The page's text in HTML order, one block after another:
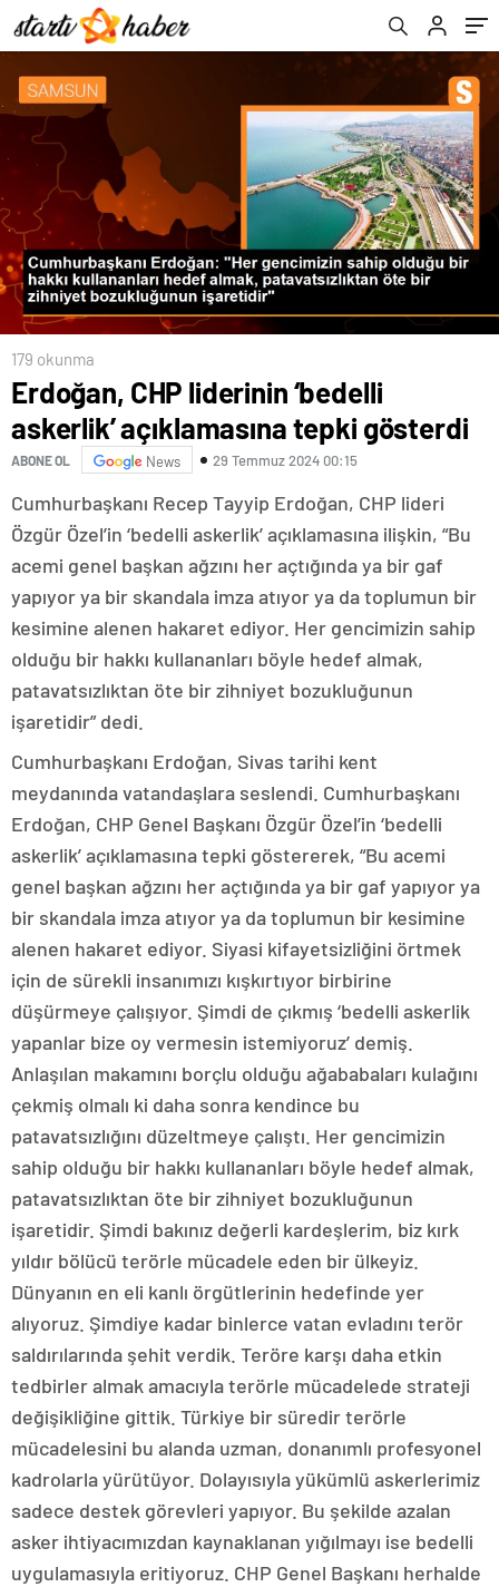
179 okunma
Erdoğan, CHP liderinin ‘bedelli
askerlik’ açıklamasına tepki gösterdi
ABONE OL News 29 Temmuz 2024 00:15
Cumhurbaşkanı Recep Tayyip Erdoğan, CHP lideri
Özgür Özel’in ‘bedelli askerlik’ açıklamasına ilişkin, “Bu
acemi genel başkan ağzını her açtığında ya bir gaf
yapıyor ya bir skandala imza atıyor ya da toplumun bir
kesimine alenen hakaret ediyor. Her gencimizin sahip
olduğu bir hakkı kullananları böyle hedef almak,
patavatsızlıktan öte bir zihniyet bozukluğunun
işaretidir” dedi.
Cumhurbaşkanı Erdoğan, Sivas tarihi kent
meydanında vatandaşlara seslendi. Cumhurbaşkanı
Erdoğan, CHP Genel Başkanı Özgür Özel’in ‘bedelli
askerlik’ açıklamasına tepki göstererek, “Bu acemi
genel başkan ağzını her açtığında ya bir gaf yapıyor ya
bir skandala imza atıyor ya da toplumun bir kesimine
alenen hakaret ediyor. Siyasi kifayetsizliğini örtmek
için de sürekli insanımızı kışkırtıyor birbirine
düşürmeye çalışıyor. Şimdi de çıkmış ‘bedelli askerlik
yapanlar bize oy vermesin istemiyoruz’ demiş.
Anlaşılan makamını borçlu olduğu ağababaları kulağını
çekmiş olmalı ki daha sonra kendince bu
patavatsızlığını düzeltmeye çalıştı. Her gencimizin
sahip olduğu bir hakkı kullananları böyle hedef almak,
patavatsızlıktan öte bir zihniyet bozukluğunun
işaretidir. Şimdi bakınız değerli kardeşlerim, biz kırk
yıldır bölücü terörle mücadele eden bir ülkeyiz.
Dünyanın en eli kanlı örgütlerinin hedefinde yer
alıyoruz. Şimdiye kadar binlerce vatan evladını terör
saldırılarında şehit verdik. Teröre karşı daha etkin
tedbirler almak amacıyla terörle mücadelede strateji
değişikliğine gittik. Türkiye bir süredir terörle
mücadelesini bu alanda uzman, donanımlı profesyonel
kadrolarla yürütüyor. Dolayısıyla yükümlü askerlerimiz
sadece destek görevleri yapıyor. Bu şekilde azalan
asker ihtiyacımızdan kaynaklanan yığılmayı ise bedelli
uygulamasıyla eritiyoruz. CHP Genel Başkanı herhalde
Önemini Vurguladı